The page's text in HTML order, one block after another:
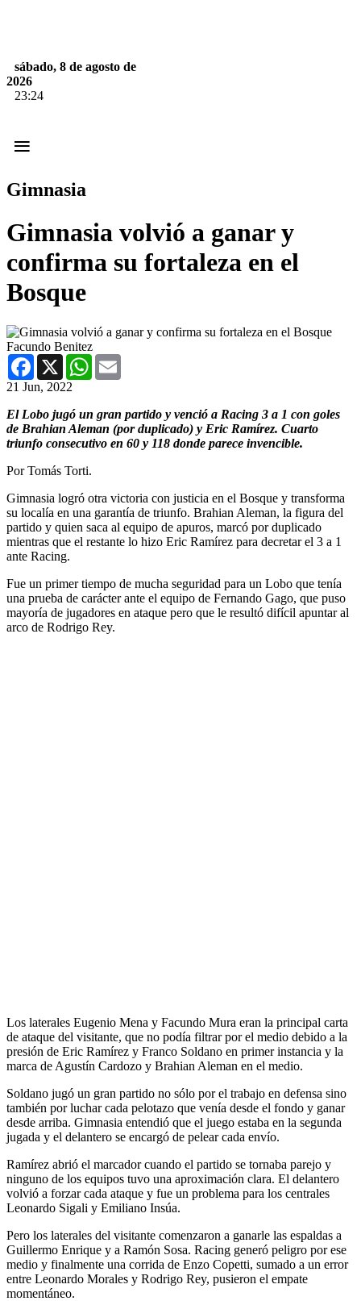
sábado, 8 de agosto de
2026
23:24
≡
Gimnasia
Gimnasia volvió a ganar y
confirma su fortaleza en el
Bosque
Facundo Benitez
Facebook
X WhatsApp
21 Jun, 2022
El Lobo jugó un gran partido y venció a Racing 3 a 1 con goles
de Brahian Aleman (por duplicado) y Eric Ramírez. Cuarto
triunfo consecutivo en 60 y 118 donde parece invencible.
Por Tomás Torti.
Gimnasia logró otra victoria con justicia en el Bosque y transforma
su localía en una garantía de triunfo. Brahian Aleman, la figura del
partido y quien saca al equipo de apuros, marcó por duplicado
mientras que el restante lo hizo Eric Ramírez para decretar el 3 a 1
ante Racing.
Fue un primer tiempo de mucha seguridad para un Lobo que tenía
una prueba de carácter ante el equipo de Fernando Gago, que puso
mayoría de jugadores en ataque pero que le resultó difícil apuntar al
arco de Rodrigo Rey.
Los laterales Eugenio Mena y Facundo Mura eran la principal carta
de ataque del visitante, que no podía filtrar por el medio debido a la
presión de Eric Ramírez y Franco Soldano en primer instancia y la
marca de Agustín Cardozo y Brahian Aleman en el medio.
Soldano jugó un gran partido no sólo por el trabajo en defensa sino
también por luchar cada pelotazo que venía desde el fondo y ganar
desde arriba. Gimnasia entendió que el juego estaba en la segunda
jugada y el delantero se encargó de pelear cada envío.
Ramírez abrió el marcador cuando el partido se tornaba parejo y
ninguno de los equipos tuvo una aproximación clara. El delantero
volvió a forzar cada ataque y fue un problema para los centrales
Leonardo Sigali y Emiliano Insúa.
Pero los laterales del visitante comenzaron a ganarle las espaldas a
Guillermo Enrique y a Ramón Sosa. Racing generó peligro por ese
medio y finalmente una corrida de Enzo Copetti, sumado a un error
entre Leonardo Morales y Rodrigo Rey, pusieron el empate
momentáneo.